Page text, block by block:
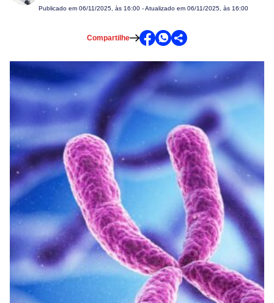
Publicado em06/11/2025, às 16:00 - Atualizado em 06/11/2025, às 16:00
Compartilhe